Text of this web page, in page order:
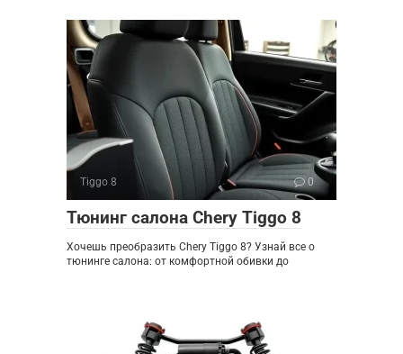
Tiggo 8 0
Тюнинг салона Chery Tiggo 8
Хочешь преобразить Chery Tiggo 8? Узнай все о
тюнинге салона: от комфортной обивки до